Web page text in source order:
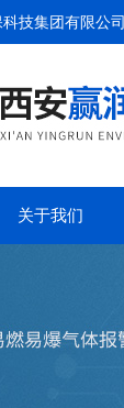
技集团有限公司
关于我们